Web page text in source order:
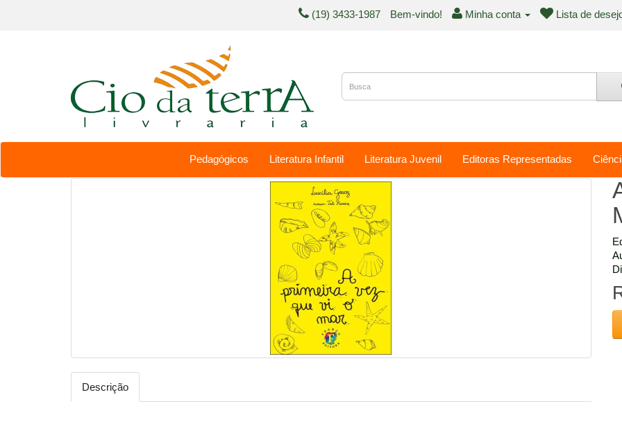
(19) 3433-1987 Bem-vindo! Minha conta Lista de
Pedagógicos Literatura Infantil Literatura Juvenil Editoras Representadas
Descrição